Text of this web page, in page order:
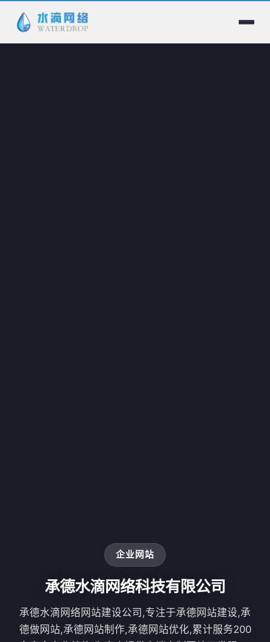
企业网站
承德水滴网络科技有限公司
承德水滴网络网站建设公司,专注于承德网站建设,承
德做网站,承德网站制作,承德网站优化,累计服务200